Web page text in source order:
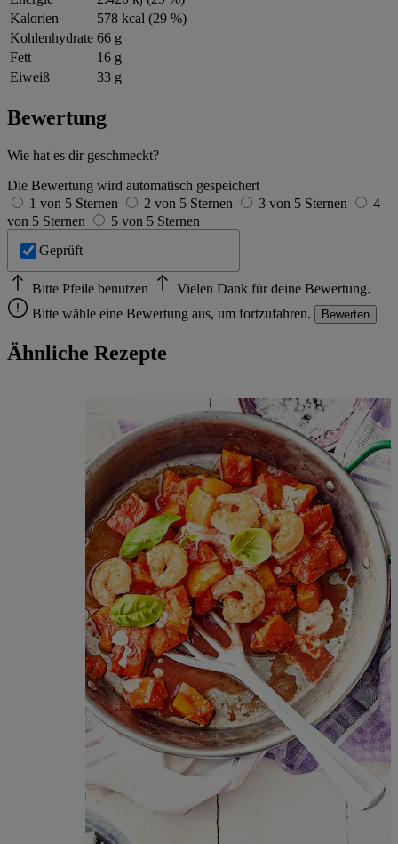
Kalorien
578 kcal (29 %)
Kohlenhydrate 66 g
Fett
16 g
Eiweiß
33 g
Bewertung
Wie hat es dir geschmeckt?
Die Bewertung wird automatisch gespeichert
1 von 5 Sternen
2 von 5 Sternen 3 von 5 Sternen
4
von 5 Sternen
5 von 5 Sternen
Geprüft
Bitte Pfeile benutzen
Vielen Dank für deine Bewertung.
Bitte wähle eine Bewertung aus, um fortzufahren.
Bewerten
Ähnliche Rezepte